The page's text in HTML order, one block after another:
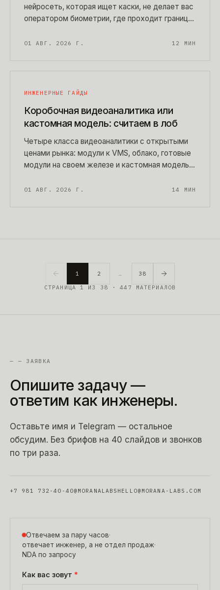
нейросеть, которая ищет каски, не делает вас
оператором биометрии, где проходит граница
распознавания лиц и какие бумаги нужны под
01 АВГ. 2026 Г. 12 МИН
ИНЖЕНЕРНЫЕ ГАЙДЫ
Коробочная видеоаналитика или
кастомная модель: считаем в лоб
Четыре класса видеоаналитики с открытыми
ценами рынка: модули к VMS, облако, готовые
модули на своем железе и кастомная модель
горизонте и признаки, по которым видно, что
01 АВГ. 2026 Г. 14 МИН
1 2 38
СТРАНИЦА 1 ИЗ 38 · 447 МАТЕРИАЛОВ
— — ЗАЯВКА
Опишите задачу —
ответим как инженеры.
Оставьте имя и Telegram — остальное
обсудим. Без брифов на 40 слайдов и звонков
по три раза.
+7 981 732-40-40@MORANALABS HELLO@MORANA-LABS.COM
Отвечаем за пару часов·
отвечает инженер, а не отдел продаж·
NDA по запросу
Как вас зовут *